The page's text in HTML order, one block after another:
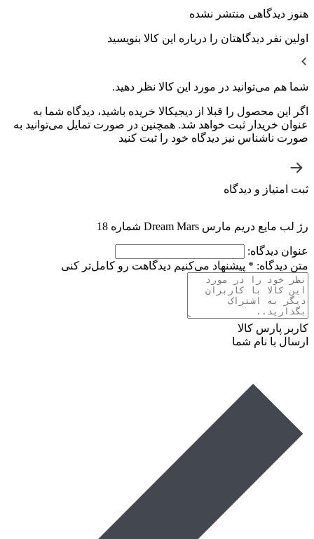
هنوز دیدگاهی منتشر نشده
اولین نفر دیدگاهتان را درباره این کالا بنویسید
شما هم می‌توانید در مورد این کالا نظر دهید.
اگر این محصول را قبلا از دیجیکالا خریده باشید، دیدگاه شما به
عنوان خریدار ثبت خواهد شد. همچنین در صورت تمایل می‌توانید به
صورت ناشناس نیز دیدگاه خود را ثبت کنید
ثبت امتیاز و دیدگاه
رژ لب مایع دریم مارس Dream Mars شماره 18
عنوان دیدگاه:
متن دیدگاه: * پیشنهاد می‌کنیم دیدگاهت رو کامل‌تر کنی
کاربر پارس کالا
ارسال با نام شما